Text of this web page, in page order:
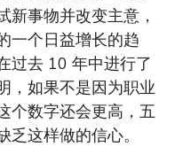
新事物并改变主意，
一个日益增长的趋
过去 10 年中进行了
，如果不是因为职业
个数字还会更高，五
这样做的信心。